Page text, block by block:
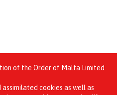
of the Order of Malta Limited
cookies as well as